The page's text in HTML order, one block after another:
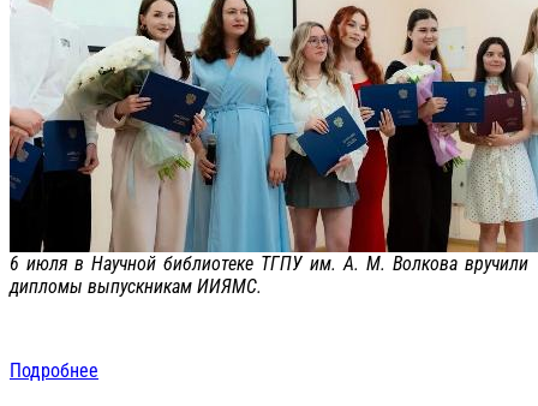
6 июля в Научной библиотеке ТГПУ им. А. М. Волкова вручили
дипломы выпускникам ИИЯМС.
Подробнее